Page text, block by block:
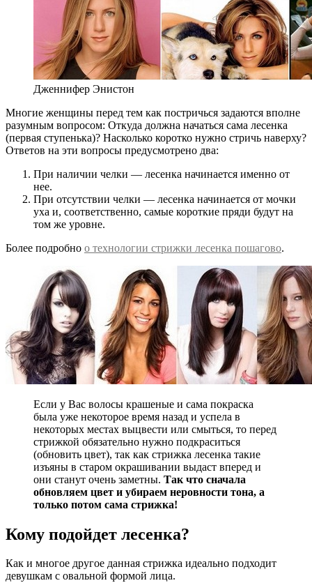
Дженнифер Энистон
Многие женщины перед тем как постричься задаются вполне
разумным вопросом: Откуда должна начаться сама лесенка
(первая ступенька)? Насколько коротко нужно стричь наверху?
Ответов на эти вопросы предусмотрено два:
При наличии челки — лесенка начинается именно от
нее.
При отсутствии челки — лесенка начинается от мочки
уха и, соответственно, самые короткие пряди будут на
том же уровне.
Более подробно о технологии стрижки лесенка пошагово.
Если у Вас волосы крашеные и сама покраска
была уже некоторое время назад и успела в
некоторых местах выцвести или смыться, то перед
стрижкой обязательно нужно подкраситься
(обновить цвет), так как стрижка лесенка такие
изъяны в старом окрашивании выдаст вперед и
они станут очень заметны. Так что сначала
обновляем цвет и убираем неровности тона, а
только потом сама стрижка!
Кому подойдет лесенка?
Как и многое другое данная стрижка идеально подходит
девушкам с овальной формой лица.